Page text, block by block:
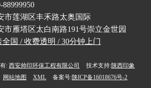
市莲湖区丰禾路太奥国际
市雁塔区太白南路191号崇立金世园
国 / 收费透明 / 30分钟上门
: 西安帅印环保工程有限公司 技术支持:陕西印象
网站地图 XML 备案号:陕ICP备16018676号-2